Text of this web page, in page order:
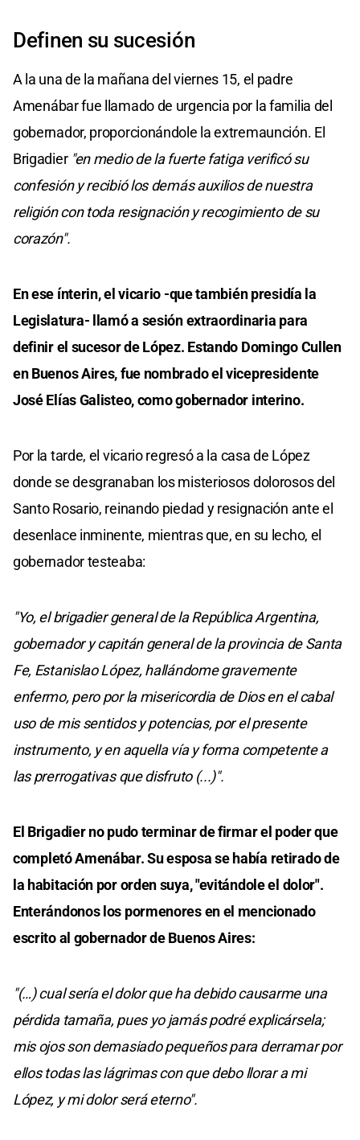
Definen su sucesión
A la una de la mañana del viernes 15, el padre
Amenábar fue llamado de urgencia por la familia del
gobernador, proporcionándole la extremaunción. El
Brigadier "en medio de la fuerte fatiga verificó su
confesión y recibió los demás auxilios de nuestra
religión con toda resignación y recogimiento de su
corazón".
En ese ínterin, el vicario -que también presidía la
Legislatura- llamó a sesión extraordinaria para
definir el sucesor de López. Estando Domingo Cullen
en Buenos Aires, fue nombrado el vicepresidente
José Elías Galisteo, como gobernador interino.
Por la tarde, el vicario regresó a la casa de López
donde se desgranaban los misteriosos dolorosos del
Santo Rosario, reinando piedad y resignación ante el
desenlace inminente, mientras que, en su lecho, el
gobernador testeaba:
"Yo, el brigadier general de la República Argentina,
gobernador y capitán general de la provincia de Santa
Fe, Estanislao López, hallándome gravemente
enfermo, pero por la misericordia de Dios en el cabal
uso de mis sentidos y potencias, por el presente
instrumento, y en aquella vía y forma competente a
las prerrogativas que disfruto (...)".
El Brigadier no pudo terminar de firmar el poder que
completó Amenábar. Su esposa se había retirado de
la habitación por orden suya, "evitándole el dolor".
Enterándonos los pormenores en el mencionado
escrito al gobernador de Buenos Aires:
"(…) cual sería el dolor que ha debido causarme una
pérdida tamaña, pues yo jamás podré explicársela;
mis ojos son demasiado pequeños para derramar por
ellos todas las lágrimas con que debo llorar a mi
López, y mi dolor será eterno".